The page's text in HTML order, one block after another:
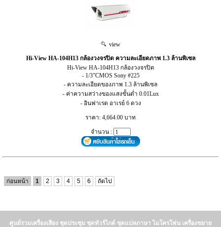
view
Hi-View HA-104H13 กล้องวงจรปิด ความละเอียดภาพ 1.3 ล้านพิเซล
Hi-View HA-104H13 กล้องวงจรปิด
- 1/3”CMOS Sony #225
- ความละเอียดของภาพ 1.3 ล้านพิเซล
- ค่าความสว่างของแสงขั้นต่ำ 0.01Lux
- อินฟาเรด อาเรย์ 6 ดวง
ราคา: 4,664.00 บาท
จำนวน :
ก่อนหน้า 1 2 3 4 5 6 ถัดไป
ศูนย์รวมเครื่องเสียง ชุดประชุม ชุดทัวร์ไกด์ ชุดแปลภาษา ไมโครโฟน เครื่องขยาย